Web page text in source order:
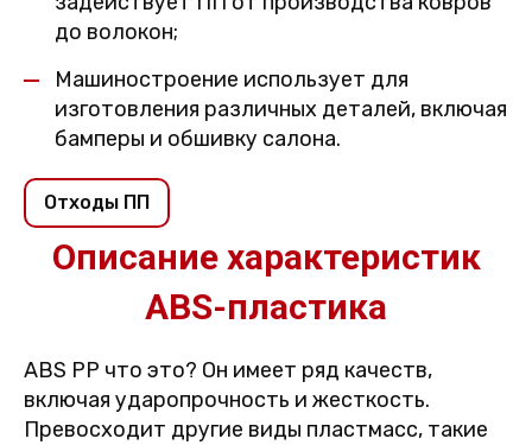
до волокон;
Машиностроение использует для
изготовления различных деталей, включая
бамперы и обшивку салона.
Отходы ПП
Описание характеристик
ABS-пластика
ABS PP что это? Он имеет ряд качеств,
включая ударопрочность и жесткость.
Превосходит другие виды пластмасс, такие